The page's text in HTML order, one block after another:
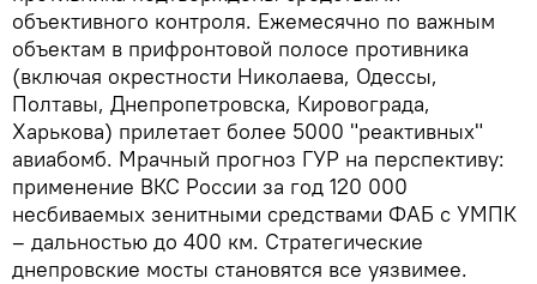
объективного контроля. Ежемесячно по важным
объектам в прифронтовой полосе противника
(включая окрестности Николаева, Одессы,
Полтавы, Днепропетровска, Кировограда,
Харькова) прилетает более 5000 "реактивных"
авиабомб. Мрачный прогноз ГУР на перспективу:
применение ВКС России за год 120 000
несбиваемых зенитными средствами ФАБ с УМПК
– дальностью до 400 км. Стратегические
днепровские мосты становятся все уязвимее.